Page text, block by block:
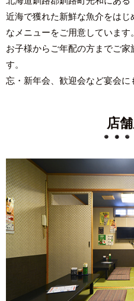
近海で獲れた新鮮な魚介をは
なメニューをご用意しています。
お子様からご年配の方までご
す。
忘・新年会、歓迎会など宴会に
店